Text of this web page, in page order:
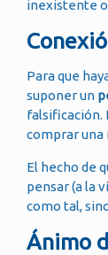
inexistente
Para que
suponer un
falsificación.
comprar una
El hecho de
pensar (a la
como tal,
Ánimo